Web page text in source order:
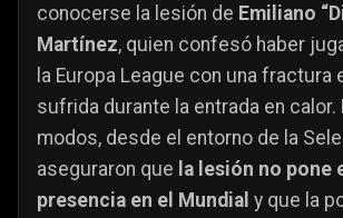
conocerse la lesión de Emiliano
Martínez, quien confesó haber
la Europa League con una fractura
sufrida durante la entrada en calor.
modos, desde el entorno de la
aseguraron que la lesión no pone
presencia en el Mundial y que la